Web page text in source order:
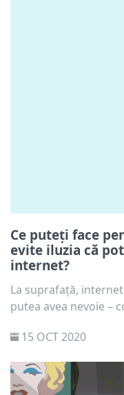
Ce puteți face
evite iluzia că
internet?
La suprafață,
putea avea nevoie –
avantajele de a putea
doresc. Cu toate
sale.
15 OCT 2020